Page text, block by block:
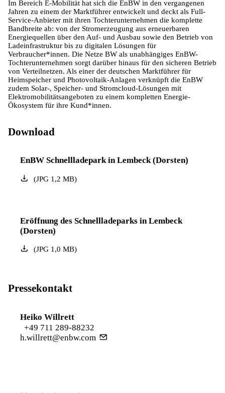
Im Bereich E-Mobilität hat sich die EnBW in den vergangenen
Jahren zu einem der Marktführer entwickelt und deckt als Full-
Service-Anbieter mit ihren Tochterunternehmen die komplette
Bandbreite ab: von der Stromerzeugung aus erneuerbaren
Energiequellen über den Auf- und Ausbau sowie den Betrieb von
Ladeinfrastruktur bis zu digitalen Lösungen für
Verbraucher*innen. Die Netze BW als unabhängiges EnBW-
Tochterunternehmen sorgt darüber hinaus für den sicheren Betrieb
von Verteilnetzen. Als einer der deutschen Marktführer für
Heimspeicher und Photovoltaik-Anlagen verknüpft die EnBW
zudem Solar-, Speicher- und Stromcloud-Lösungen mit
Elektromobilitätsangeboten zu einem kompletten Energie-
Ökosystem für ihre Kund*innen.
Download
EnBW Schnellladepark in Lembeck (Dorsten)
(JPG1,2 MB)
Eröffnung des Schnellladeparks in Lembeck
(Dorsten)
(JPG1,0 MB)
Pressekontakt
Heiko Willrett
+49 711 289-88232
h.willrett@enbw.com